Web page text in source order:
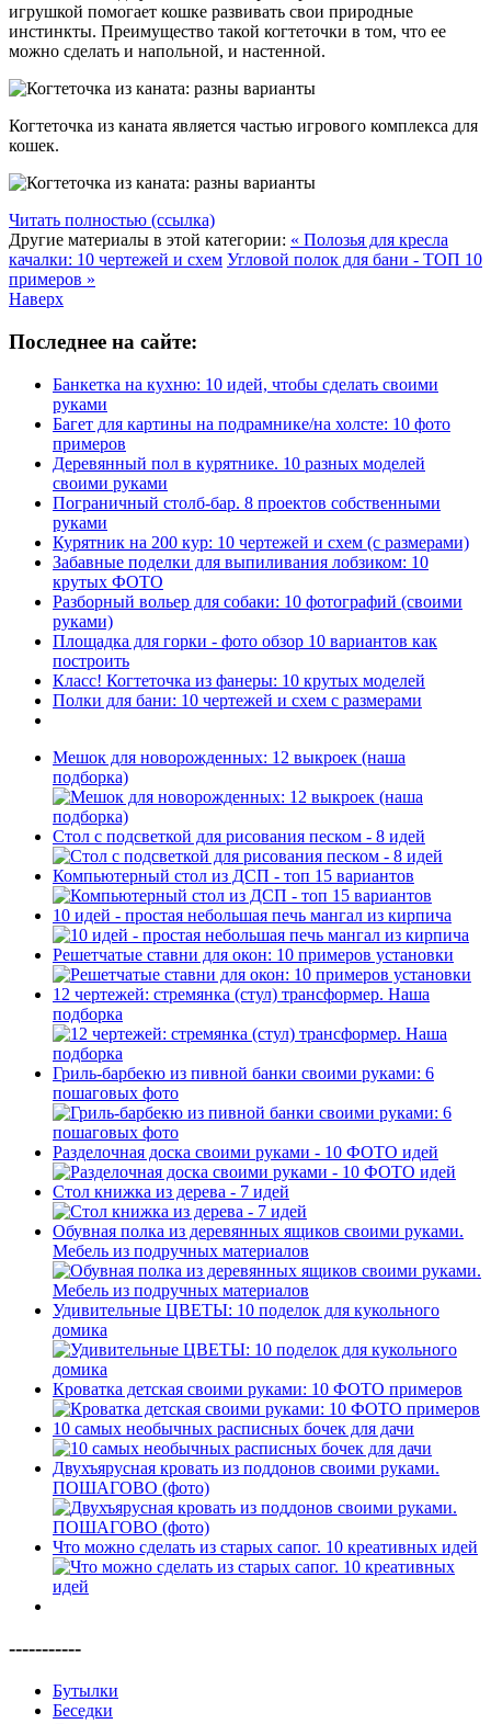
игрушкой помогает кошке развивать свои природные
инстинкты. Преимущество такой когтеточки в том, что ее
можно сделать и напольной, и настенной.
Когтеточка из каната является частью игрового комплекса для
кошек.
Читать полностью (ссылка)
Другие материалы в этой категории: « Полозья для кресла
качалки: 10 чертежей и схем Угловой полок для бани - ТОП 10
примеров »
Наверх
Последнее на сайте:
Банкетка на кухню: 10 идей, чтобы сделать своими
руками
Багет для картины на подрамнике/на холсте: 10 фото
примеров
Деревянный пол в курятнике. 10 разных моделей
своими руками
Пограничный столб-бар. 8 проектов собственными
руками
Курятник на 200 кур: 10 чертежей и схем (с размерами)
Забавные поделки для выпиливания лобзиком: 10
крутых ФОТО
Разборный вольер для собаки: 10 фотографий (своими
руками)
Площадка для горки - фото обзор 10 вариантов как
построить
Класс! Когтеточка из фанеры: 10 крутых моделей
Полки для бани: 10 чертежей и схем с размерами
Мешок для новорожденных: 12 выкроек (наша
подборка)
Стол с подсветкой для рисования песком - 8 идей
Компьютерный стол из ДСП - топ 15 вариантов
10 идей - простая небольшая печь мангал из кирпича
Решетчатые ставни для окон: 10 примеров установки
12 чертежей: стремянка (стул) трансформер. Наша
подборка
Гриль-барбекю из пивной банки своими руками: 6
пошаговых фото
Разделочная доска своими руками - 10 ФОТО идей
Стол книжка из дерева - 7 идей
Обувная полка из деревянных ящиков своими руками.
Мебель из подручных материалов
Удивительные ЦВЕТЫ: 10 поделок для кукольного
домика
Кроватка детская своими руками: 10 ФОТО примеров
10 самых необычных расписных бочек для дачи
Двухъярусная кровать из поддонов своими руками.
ПОШАГОВО (фото)
Что можно сделать из старых сапог. 10 креативных идей
-----------
Бутылки
Беседки